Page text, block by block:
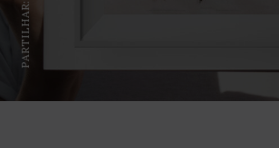
PARTILHAR: